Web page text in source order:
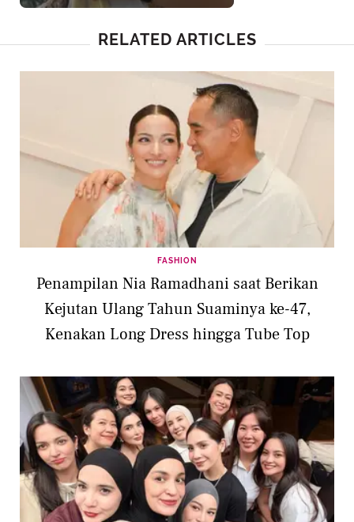
RELATED ARTICLES
FASHION
Penampilan Nia Ramadhani saat Berikan
Kejutan Ulang Tahun Suaminya ke-47,
Kenakan Long Dress hingga Tube Top